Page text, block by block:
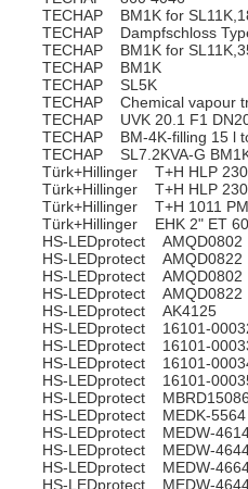
TECHAP BM1K for
TECHAP Dampfschloss
TECHAP BM1K for
TECHAP BM1K
TECHAP SL5K
TECHAP Chemical vapour
TECHAP UVK 20.1 F1
TECHAP BM-4K-filling 15 l
TECHAP SL7.2KVA-G
Türk+Hillinger T+H HLP
Türk+Hillinger T+H HLP
Türk+Hillinger T+H 1011
Türk+Hillinger EHK 2" ET
HS-LEDprotect AMQD0802
HS-LEDprotect AMQD0822
HS-LEDprotect AMQD0802
HS-LEDprotect AMQD0822
HS-LEDprotect AK4125
HS-LEDprotect 16101-
HS-LEDprotect 16101-
HS-LEDprotect 16101-
HS-LEDprotect 16101-
HS-LEDprotect
HS-LEDprotect MEDK-5564
HS-LEDprotect MEDW-
HS-LEDprotect MEDW-
HS-LEDprotect MEDW-
HS-LEDprotect MEDW-